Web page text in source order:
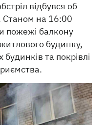
відбувся об
Станом на 16:00
пожежі балкону
будинку,
та покрівлі